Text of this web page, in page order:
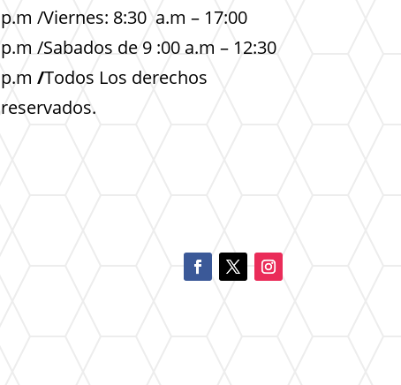
p.m /Viernes: 8:30 a.m – 17:00
p.m /Sabados de 9 :00 a.m – 12:30
p.m /Todos Los derechos
reservados.